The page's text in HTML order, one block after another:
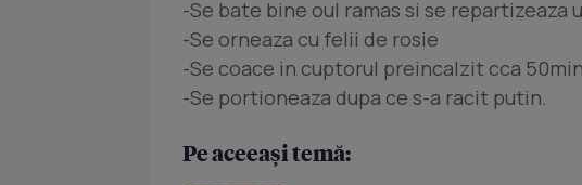
-Se bate bine oul ramas si se
-Se orneaza cu felii de rosie
-Se coace in cuptorul preincalzit cca
-Se portioneaza dupa ce s-a racit putin.
Pe aceeași temă: